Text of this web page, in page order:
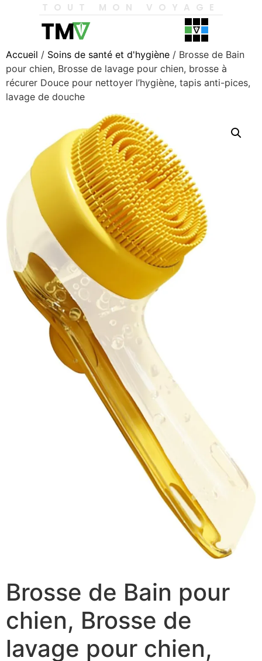
TOUT MON VOYAGE
Accueil / Soins de santé et d'hygiène / Brosse de Bain
pour chien, Brosse de lavage pour chien, brosse à
récurer Douce pour nettoyer l’hygiène, tapis anti-pices,
lavage de douche
Brosse de Bain pour
chien, Brosse de
lavage pour chien,